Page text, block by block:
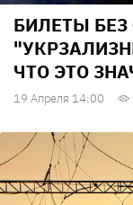
БИЛЕТЫ
ЧТО ЭТО
19 Апреля 14:00